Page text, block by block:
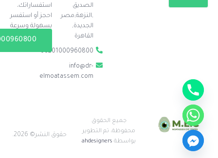
الصديق
,النزهة,مصر
الجديدة,
القاهرة
00201000960800
info@dr-
elmoatassem.com
استفساراتك،
احجز أو استفسر
بسهولة وسرعة
جميع الحقوق
محفوظة، تم التطوير
بواسطة ahdesigners
حقوق النشر© 2026.